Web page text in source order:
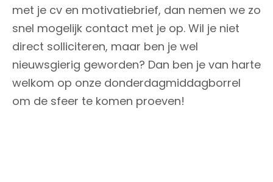
met je cv en motivatiebrief, dan nemen we zo
snel mogelijk contact met je op. Wil je niet
direct solliciteren, maar ben je wel
nieuwsgierig geworden? Dan ben je van harte
welkom op onze donderdagmiddagborrel
om de sfeer te komen proeven!